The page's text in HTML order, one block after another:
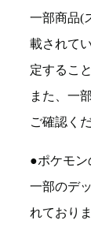
一部商品(
載されて
定するこ
また、一
ご確認く
●ポケモン
一部のデ
れており